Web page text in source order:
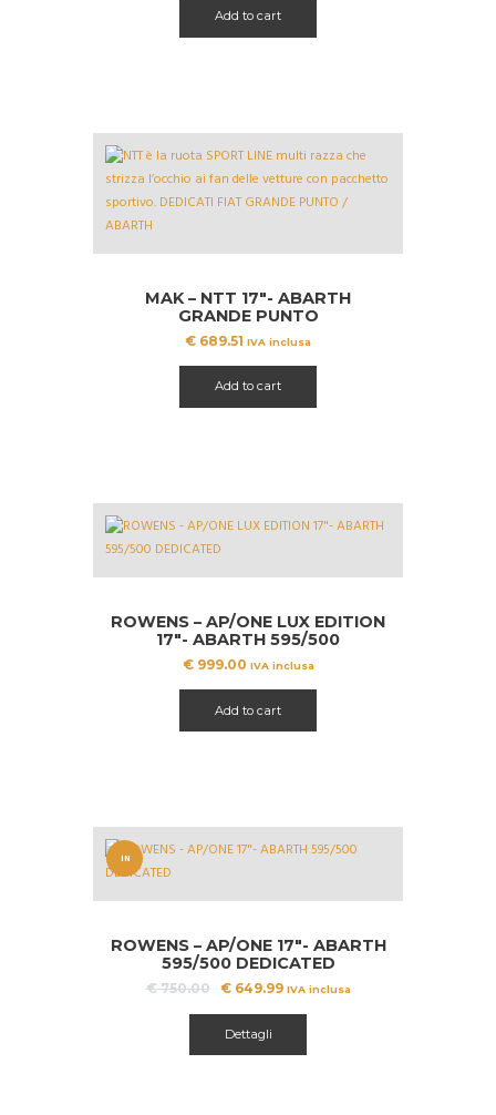
Add to cart
MAK – NTT 17″- ABARTH
GRANDE PUNTO
€ 689.51 IVA inclusa
Add to cart
ROWENS – AP/ONE LUX EDITION
17″- ABARTH 595/500
DEDICATED
€999.00 IVA inclusa
Add to cart
IN
ROWENS – AP/ONE 17″- ABARTH
595/500 DEDICATED
€750.00
Il
era:
€ 750.00.
€649.99Il
€ 649.99.
IVA inclusa
Dettagli
ha